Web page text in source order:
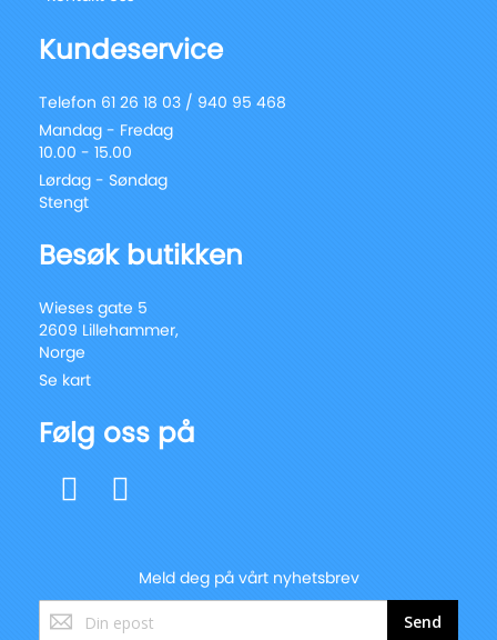
Kundeservice
Telefon 61 26 18 03 / 940 95 468
Mandag - Fredag
10.00 - 15.00
Lørdag - Søndag
Stengt
Besøk butikken
Wieses gate 5
2609 Lillehammer,
Norge
Se kart
Følg oss på
Meld deg på vårt nyhetsbrev
Registrer
deg
Send